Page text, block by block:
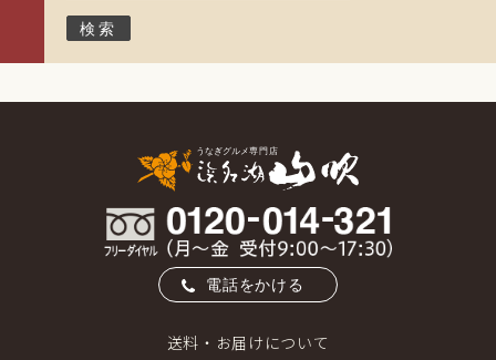
電話をかける
送料・お届けについて